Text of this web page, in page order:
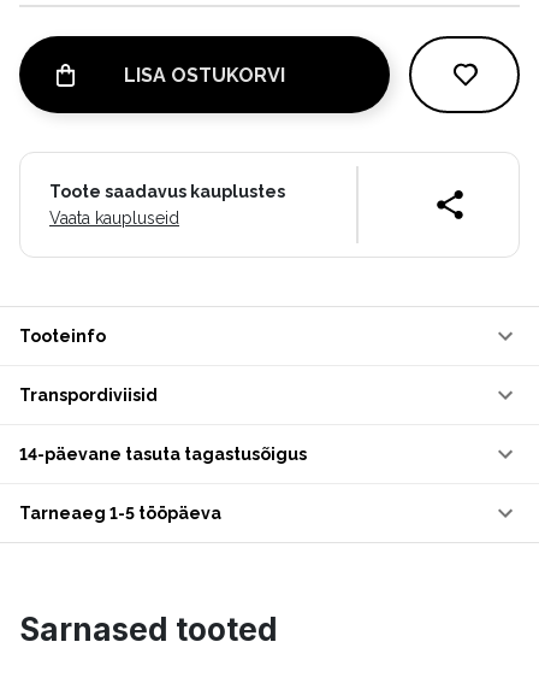
LISA OSTUKORVI
Toote saadavus kauplustes
Vaata kaupluseid
Tooteinfo
Transpordiviisid
14-päevane tasuta tagastusõigus
Tarneaeg 1-5 tööpäeva
Sarnased tooted